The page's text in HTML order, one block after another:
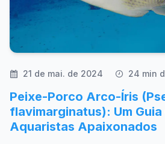
21 de mai. de 2024 24 min
Peixe-Porco Arco-Íris
flavimarginatus): Um
Aquaristas Apaixonados